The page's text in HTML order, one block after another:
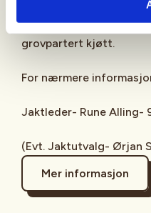
Deltagere kan kjøpe
ikke kjøpeplikt og
grovpartert kjøtt.
For nærmere
Jaktleder- Rune Alling-
(Evt. Jaktutvalg- Ørjan
Mer informasjon